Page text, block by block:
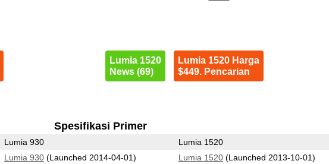
Lumia 1520
News (69)
Lumia 1520 Harga
$449. Pencarian
Spesifikasi Primer
Lumia 930 Lumia 1520
Lumia 930(Launched 2014-04-01) Lumia 1520(Launched 2013-10-01)